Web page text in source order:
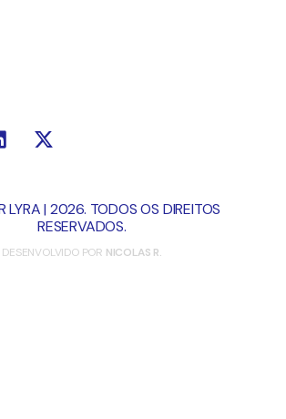
LYRA | 2026. TODOS OS DIREITOS
RESERVADOS.
DESENVOLVIDO POR NICOLAS R.